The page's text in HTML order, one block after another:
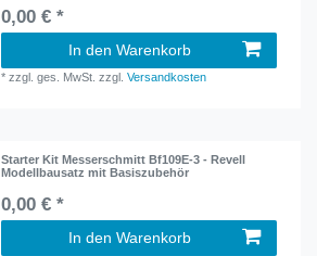
0,00 € *
In den Warenkorb
*zzgl. ges. MwSt. zzgl.Versandkosten
Starter Kit Messerschmitt Bf109E-3 - Revell
Modellbausatz mit Basiszubehör
0,00 € *
In den Warenkorb